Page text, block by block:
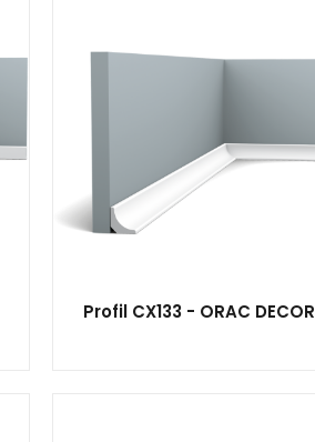
Profil CX133 - ORAC DECOR